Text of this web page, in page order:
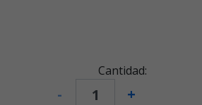
Cantidad:
- +